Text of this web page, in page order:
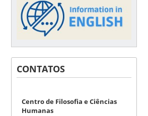
CONTATOS
Centro de Filosofia e Ciências
Humanas